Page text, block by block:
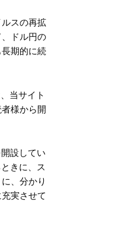
スの再拡
ドル円の
期的に続
当サイト
様から開
設してい
きに、ス
、分かり
実させて